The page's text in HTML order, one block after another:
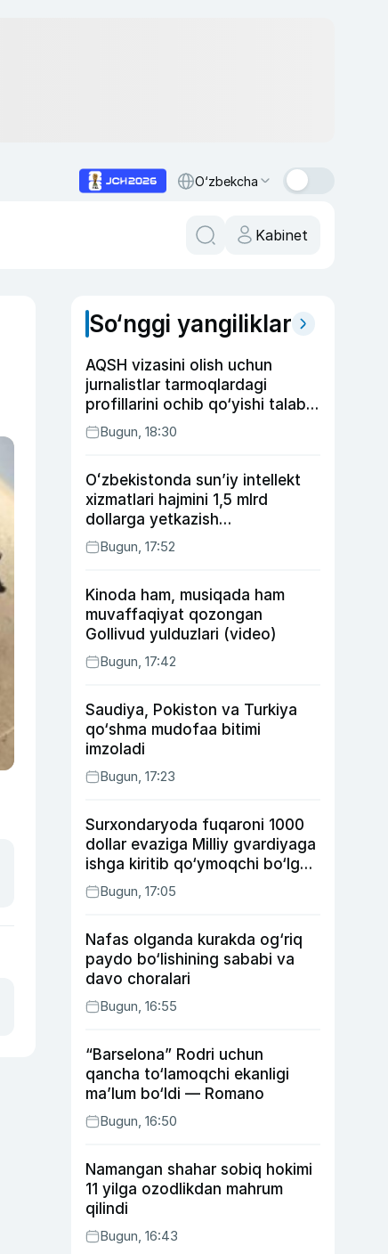
O‘zbekcha
Kabinet
So‘nggi yangiliklar
AQSH vizasini olish uchun
jurnalistlar tarmoqlardagi
profillarini ochib qo‘yishi talab
etilishi mumkin
Bugun, 18:30
Oʻzbekistonda sunʼiy intellekt
xizmatlari hajmini 1,5 mlrd
dollarga yetkazish
rejalashtirilmoqda
Bugun, 17:52
Kinoda ham, musiqada ham
muvaffaqiyat qozongan
Gollivud yulduzlari (video)
Bugun, 17:42
Saudiya, Pokiston va Turkiya
qo‘shma mudofaa bitimi
imzoladi
Bugun, 17:23
Surxondaryoda fuqaroni 1000
dollar evaziga Milliy gvardiyaga
ishga kiritib qo‘ymoqchi bo‘lgan
shaxs ushlandi
Bugun, 17:05
Nafas olganda kurakda og‘riq
paydo bo‘lishining sababi va
davo choralari
Bugun, 16:55
“Barselona” Rodri uchun
qancha to‘lamoqchi ekanligi
ma’lum bo‘ldi — Romano
Bugun, 16:50
Namangan shahar sobiq hokimi
11 yilga ozodlikdan mahrum
qilindi
Bugun, 16:43